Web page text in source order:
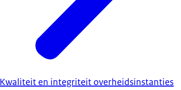
Kwaliteit en integriteit overheidsinstanties